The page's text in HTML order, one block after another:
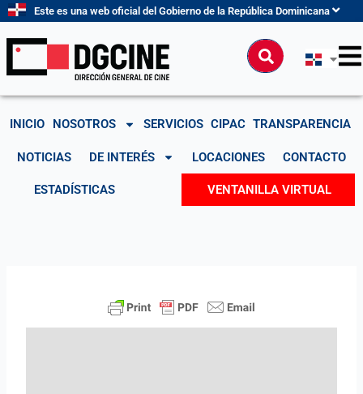
contenido
Este es una web oficial del Gobierno de la República Dominicana
Buscar
INICIO NOSOTROS SERVICIOS CIPAC TRANSPARENCIA
NOTICIAS DE INTERÉS LOCACIONES CONTACTO
ESTADÍSTICAS VENTANILLA VIRTUAL